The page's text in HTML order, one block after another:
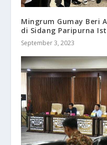
Mingrum Gumay Beri
di Sidang Paripurna
September 3, 2023